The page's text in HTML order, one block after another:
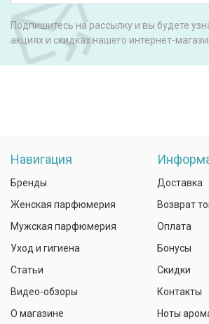
Подпишитесь на рассылку и вы будете
акциях и скидках нашего интернет-
Навигация
Бренды
Женская парфюмерия
Мужская парфюмерия
Уход и гигиена
Статьи
Видео-обзоры
О магазине
Доставка
Возврат
Оплата
Бонусы
Скидки
Контакты
Ноты